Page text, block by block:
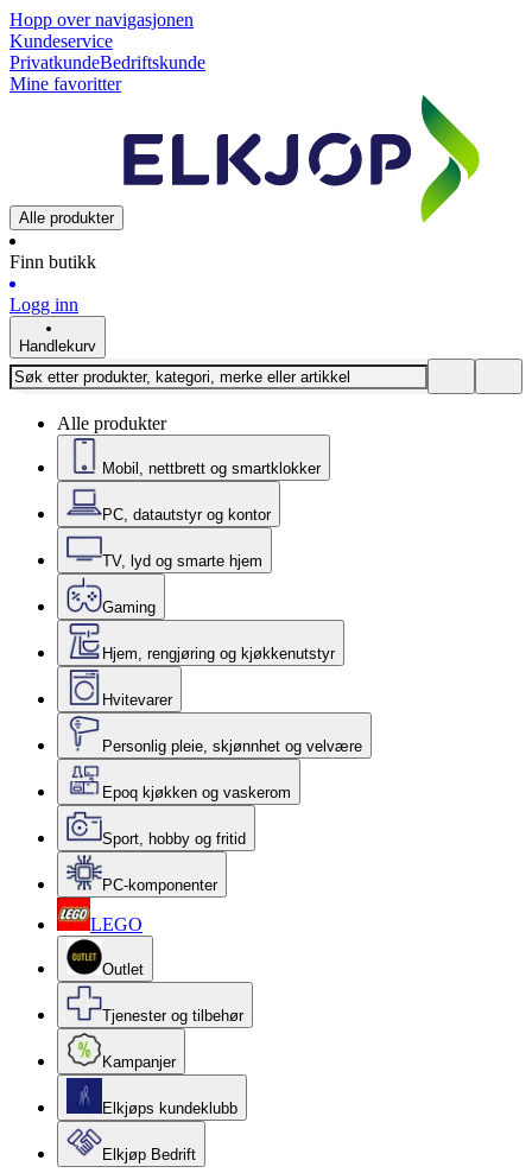
Hopp over navigasjonen
Kundeservice
PrivatkundeBedriftskunde
Mine favoritter
Alle produkter
Finn butikk
Logg inn
Handlekurv
Alle produkter
Mobil, nettbrett og smartklokker
PC, datautstyr og kontor
TV, lyd og smarte hjem
Gaming
Hjem, rengjøring og kjøkkenutstyr
Hvitevarer
Personlig pleie, skjønnhet og velvære
Epoq kjøkken og vaskerom
Sport, hobby og fritid
PC-komponenter
LEGO
Outlet
Tjenester og tilbehør
Kampanjer
Elkjøps kundeklubb
Elkjøp Bedrift